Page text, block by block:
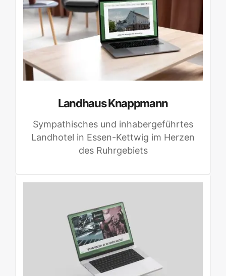
Landhaus Knappmann
Sympathisches und inhabergeführtes
Landhotel in Essen-Kettwig im Herzen
des Ruhrgebiets